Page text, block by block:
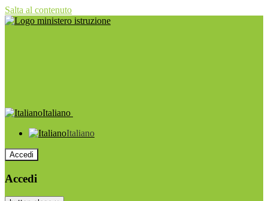
Salta al contenuto
Italiano
Italiano
Accedi
Accedi